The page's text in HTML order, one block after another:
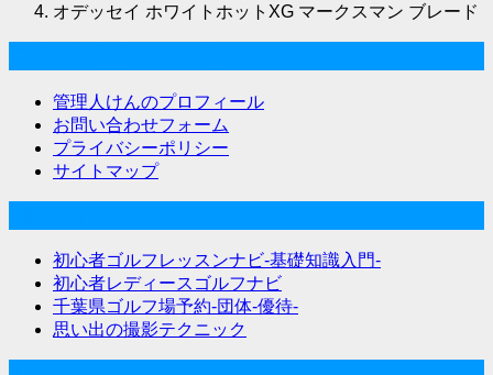
オデッセイ ホワイトホットXG マークスマン ブレード
管理人けんのプロフィール
お問い合わせフォーム
プライバシーポリシー
サイトマップ
初心者ゴルフレッスンナビ-基礎知識入門-
初心者レディースゴルフナビ
千葉県ゴルフ場予約-団体-優待-
思い出の撮影テクニック